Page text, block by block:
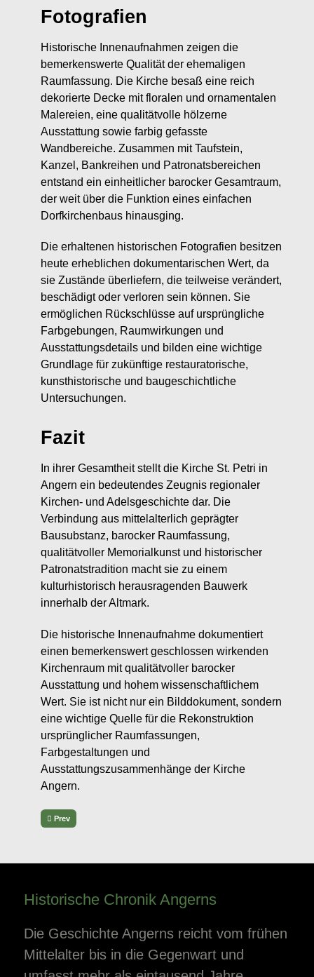
Fotografien
Historische Innenaufnahmen zeigen die
bemerkenswerte Qualität der ehemaligen
Raumfassung. Die Kirche besaß eine reich
dekorierte Decke mit floralen und ornamentalen
Malereien, eine qualitätvolle hölzerne
Ausstattung sowie farbig gefasste
Wandbereiche. Zusammen mit Taufstein,
Kanzel, Bankreihen und Patronatsbereichen
entstand ein einheitlicher barocker Gesamtraum,
der weit über die Funktion eines einfachen
Dorfkirchenbaus hinausging.
Die erhaltenen historischen Fotografien besitzen
heute erheblichen dokumentarischen Wert, da
sie Zustände überliefern, die teilweise verändert,
beschädigt oder verloren sein können. Sie
ermöglichen Rückschlüsse auf ursprüngliche
Farbgebungen, Raumwirkungen und
Ausstattungsdetails und bilden eine wichtige
Grundlage für zukünftige restauratorische,
kunsthistorische und baugeschichtliche
Untersuchungen.
Fazit
In ihrer Gesamtheit stellt die Kirche St. Petri in
Angern ein bedeutendes Zeugnis regionaler
Kirchen- und Adelsgeschichte dar. Die
Verbindung aus mittelalterlich geprägter
Bausubstanz, barocker Raumfassung,
qualitätvoller Memorialkunst und historischer
Patronatstradition macht sie zu einem
kulturhistorisch herausragenden Bauwerk
innerhalb der Altmark.
Die historische Innenaufnahme dokumentiert
einen bemerkenswert geschlossen wirkenden
Kirchenraum mit qualitätvoller barocker
Ausstattung und hohem wissenschaftlichem
Wert. Sie ist nicht nur ein Bilddokument, sondern
eine wichtige Quelle für die Rekonstruktion
ursprünglicher Raumfassungen,
Farbgestaltungen und
Ausstattungszusammenhänge der Kirche
Angern.
Previous article: Rekonstruktion des Feldbetts von Christoph Daniel
Prev
Historische Chronik Angerns
Die Geschichte Angerns reicht vom frühen
Mittelalter bis in die Gegenwart und